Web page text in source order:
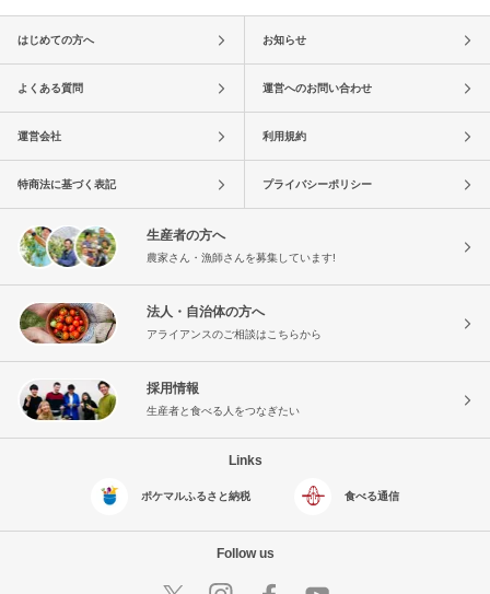
はじめての方へ お知らせ
よくある質問 運営へのお問い合わせ
運営会社 利用規約
特商法に基づく表記 プライバシーポリシー
生産者の方へ
農家さん・漁師さんを募集しています!
法人・自治体の方へ
アライアンスのご相談はこちらから
採用情報
生産者と食べる人をつなぎたい
Links
ポケマルふるさと納税 食べる通信
Follow us